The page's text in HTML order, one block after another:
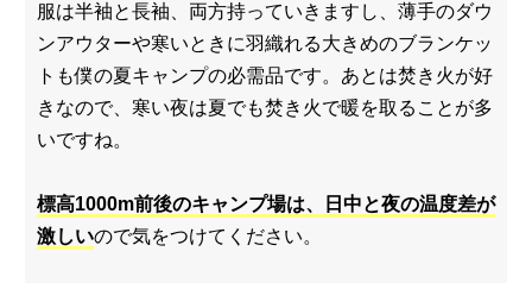
服は半袖と長袖、両方持っていきますし、薄手のダウ
ンアウターや寒いときに羽織れる大きめのブランケッ
トも僕の夏キャンプの必需品です。あとは焚き火が好
きなので、寒い夜は夏でも焚き火で暖を取ることが多
いですね。
標高1000m前後のキャンプ場は、日中と夜の温度差が
激しいので気をつけてください。